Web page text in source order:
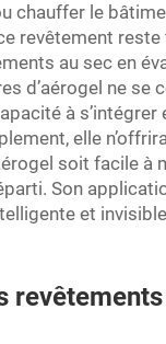
chauffer le
revêtement reste
au sec en
d’aérogel ne se
à s’intégrer
elle
soit facile à
Son
et